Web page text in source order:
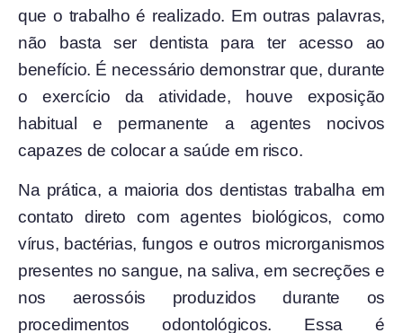
que o trabalho é realizado. Em outras palavras,
não basta ser dentista para ter acesso ao
benefício. É necessário demonstrar que, durante
o exercício da atividade, houve exposição
habitual e permanente a agentes nocivos
capazes de colocar a saúde em risco.
Na prática, a maioria dos dentistas trabalha em
contato direto com agentes biológicos, como
vírus, bactérias, fungos e outros microrganismos
presentes no sangue, na saliva, em secreções e
nos aerossóis produzidos durante os
procedimentos odontológicos. Essa é